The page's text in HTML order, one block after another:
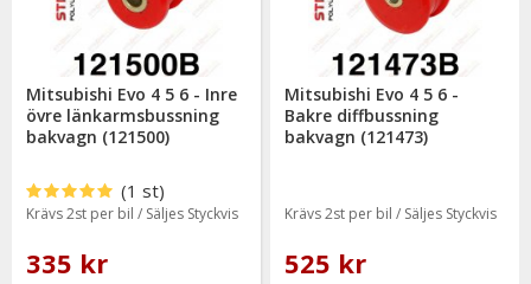
Mitsubishi Evo 4 5 6 - Inre
övre länkarmsbussning
bakvagn (121500)
(1 st)
Krävs 2st per bil / Säljes Styckvis
335 kr
Mitsubishi Evo 4 5 6 -
Bakre diffbussning
bakvagn (121473)
Krävs 2st per bil / Säljes Styckvis
525 kr